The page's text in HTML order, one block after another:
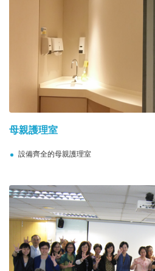
母親護理室
設備齊全的母親護理室